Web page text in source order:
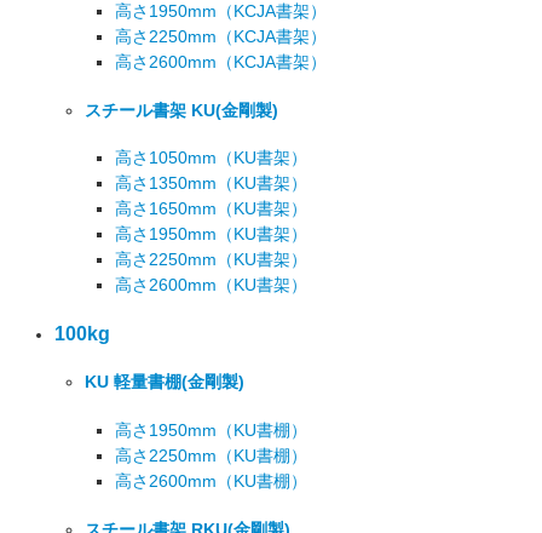
高さ1950mm （KCJA書架）
高さ2250mm （KCJA書架）
高さ2600mm （KCJA書架）
スチール書架 KU(金剛製)
高さ1050mm （KU書架）
高さ1350mm （KU書架）
高さ1650mm （KU書架）
高さ1950mm （KU書架）
高さ2250mm （KU書架）
高さ2600mm （KU書架）
100kg
KU 軽量書棚(金剛製)
高さ1950mm （KU書棚）
高さ2250mm （KU書棚）
高さ2600mm （KU書棚）
スチール書架 RKU(金剛製)